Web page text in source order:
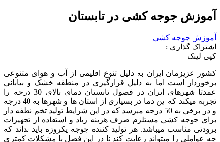
آموزش جوجه کشی در تابستان
آموزش جوجه کشی
اشتراک گذاری :
کپی لینک
کشور عزیزمان ایران به دلیل تنوع اقلیمی از آب و هوای متنوعی
برخوردار است اما به دلیل قرارگیری در منطقه خشک و بیابانی
عمدتا شهرهای ایران در فصول تابستان دمای بالای 30 درجه را
تجربه میکند که این دما در بسیاری از استان ها و شهرها به 40 درجه
و در برخی به 50 درجه میرسد که در این شرایط تولید تخم نطفه دار
برای جوجه کشی مستلزم صرف هزینه زیاد و استفاده از تجهیزات
برودتی مناسب میباشد. هر تولید کننده جوجه یکروزه باید بداند که
چه عواملی را میتواند رعایت کند تا در این فصل با مشکلات کمتری